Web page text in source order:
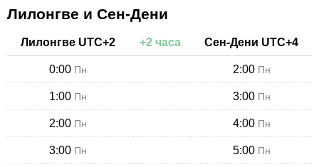
Лилонгве и Сен-Дени
Лилонгве UTC+2 +2 часа Сен-Дени UTC+4
0:00 Пн 2:00 Пн
1:00 Пн 3:00 Пн
2:00 Пн 4:00 Пн
3:00 Пн 5:00 Пн